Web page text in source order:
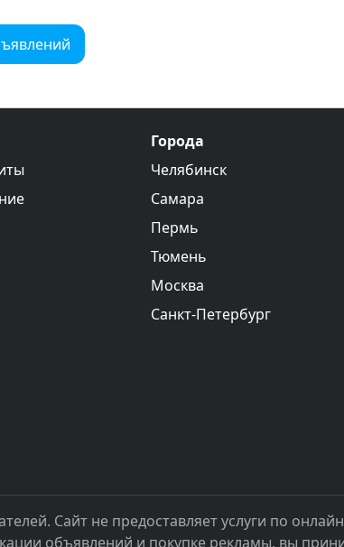
Города
Челябинск
Самара
Пермь
Тюмень
Москва
Санкт-Петербург
Сайт не предоставляет услуги по
объявлений и покупке рекламы, вы